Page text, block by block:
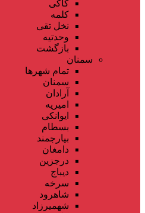
کاکی
کلمه
نخل تقی
وحدتیه
بازگشت
سمنان
تمام شهر‌ها
سمنان
آرادان
امیریه
ایوانکی
بسطام
بیارجمند
دامغان
درجزین
دیباج
سرخه
شاهرود
شهمیرزاد